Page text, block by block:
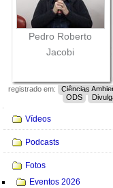
Pedro Roberto
Jacobi
registrado em: Ciências
ODS
Vídeos
Podcasts
Fotos
Eventos 2026